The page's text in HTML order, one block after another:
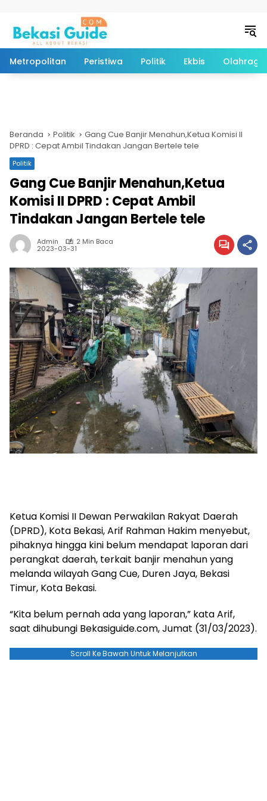
Metropolitan Peristiwa Politik Ekbis Olahraga
Beranda Politik
Gang Cue Banjir Menahun,Ketua Komisi II
DPRD : Cepat Ambil Tindakan Jangan Bertele tele
Politik
Gang Cue Banjir Menahun,Ketua
Komisi II DPRD : Cepat Ambil
Tindakan Jangan Bertele tele
Admin 2 Min Baca
2023-03-31
Ketua Komisi II Dewan Perwakilan Rakyat Daerah
(DPRD), Kota Bekasi, Arif Rahman Hakim menyebut,
pihaknya hingga kini belum mendapat laporan dari
perangkat daerah, terkait banjir menahun yang
melanda wilayah Gang Cue, Duren Jaya, Bekasi
Timur, Kota Bekasi.
“Kita belum pernah ada yang laporan,” kata Arif,
saat dihubungi Bekasiguide.com, Jumat (31/03/2023).
Scroll Ke Bawah Untuk Melanjutkan